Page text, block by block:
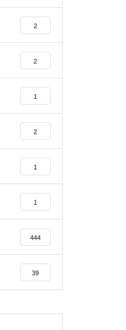
2
2
1
2
1
1
444
39